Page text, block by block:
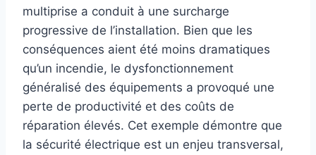
multiprise a conduit à une surcharge
progressive de l’installation. Bien que les
conséquences aient été moins dramatiques
qu’un incendie, le dysfonctionnement
généralisé des équipements a provoqué une
perte de productivité et des coûts de
réparation élevés. Cet exemple démontre que
la sécurité électrique est un enjeu transversal,